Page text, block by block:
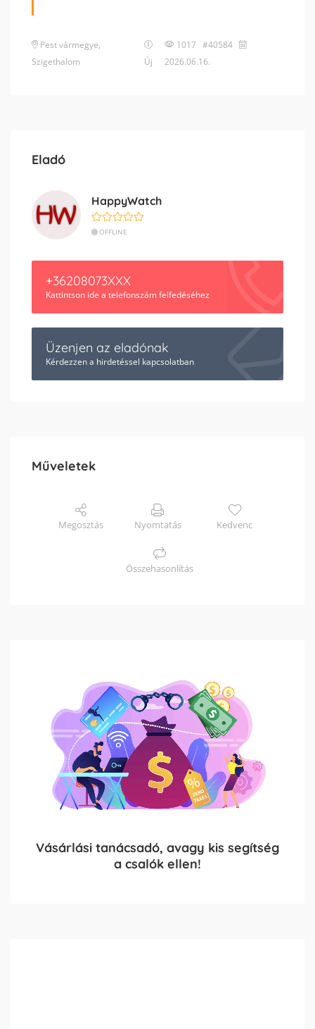
Pest vármegye,
Szigethalom
Új
1017 #40584
2026.06.16.
Eladó
HappyWatch
OFFLINE
+36208073XXX
Kattintson ide a telefonszám felfedéséhez
Üzenjen az eladónak
Kérdezzen a hirdetéssel kapcsolatban
Műveletek
Megosztás Nyomtatás Kedvenc
Összehasonlítás
Vásárlási tanácsadó, avagy kis segítség
a csalók ellen!